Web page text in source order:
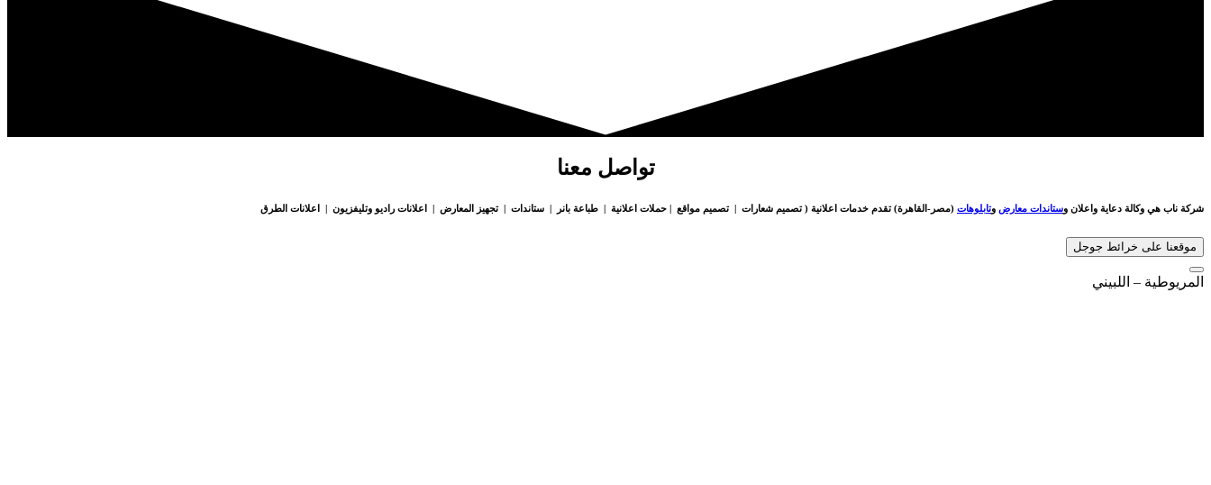
تواصل معنا
شركة ناب هي وكالة دعاية واعلان وستاندات معارض وتابلوهات (مصر-القاهرة) تقدم خدمات اعلانية ( تصميم شعارات | تصميم مواقع | حملات اعلانية | طباعة بانر | ستاندات | تجهيز المعارض | اعلانات راديو وتليفزيون | اعلانات الطرق
موقعنا على خرائط جوجل
المريوطية – اللبيني